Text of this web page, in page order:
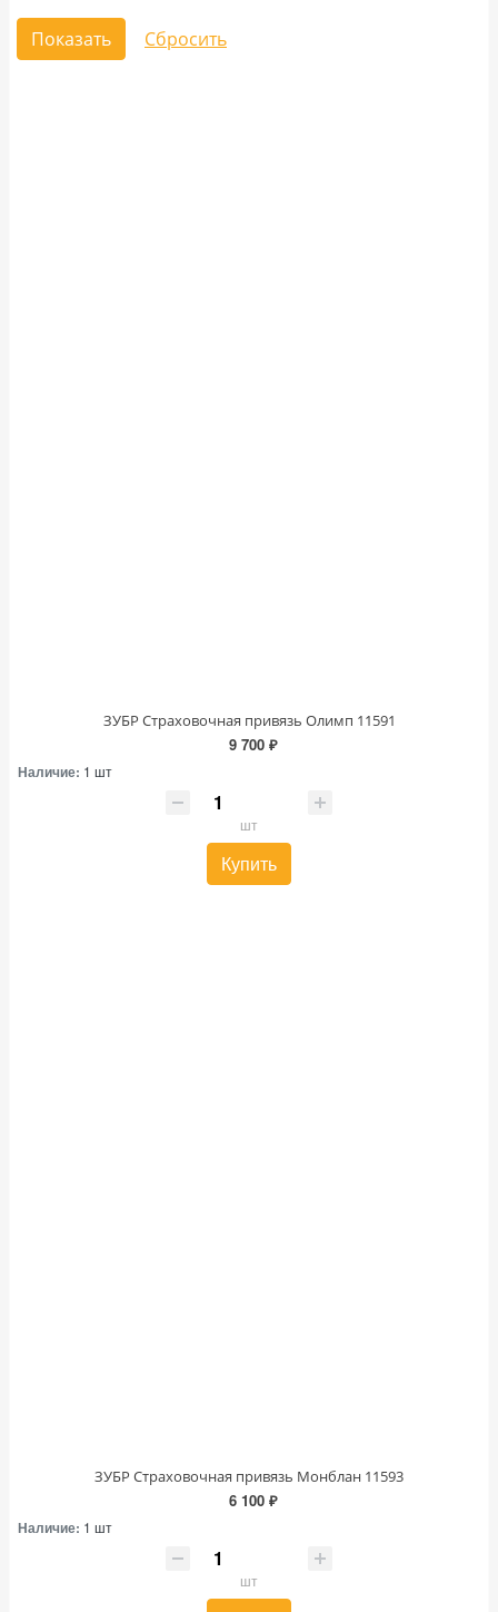
ЗУБР Страховочная привязь Олимп 11591
9 700 ₽
Наличие: 1 шт
шт
Купить
ЗУБР Страховочная привязь Монблан 11593
6 100 ₽
Наличие: 1 шт
шт